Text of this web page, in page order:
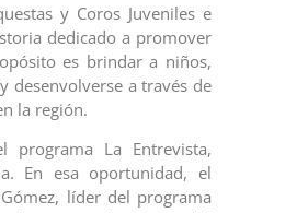
y Coros Juveniles e
dedicado a promover
es brindar a niños,
desenvolverse a través de
la región.
programa La Entrevista,
En esa oportunidad, el
líder del programa